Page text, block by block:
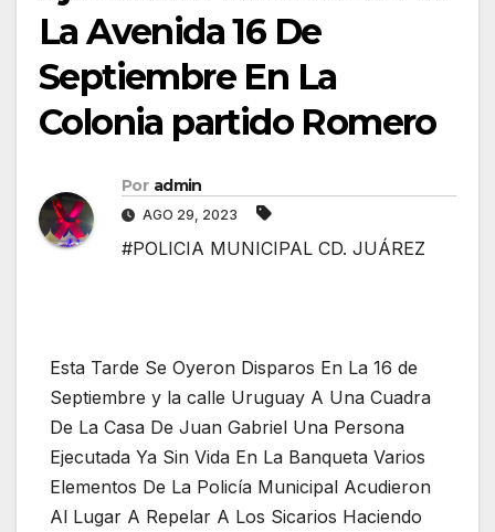
La Avenida 16 De
Septiembre En La
Colonia partido Romero
Por admin
AGO 29, 2023
#POLICIA MUNICIPAL CD. JUÁREZ
Esta Tarde Se Oyeron Disparos En La 16 de
Septiembre y la calle Uruguay A Una Cuadra
De La Casa De Juan Gabriel Una Persona
Ejecutada Ya Sin Vida En La Banqueta Varios
Elementos De La Policía Municipal Acudieron
Al Lugar A Repelar A Los Sicarios Haciendo